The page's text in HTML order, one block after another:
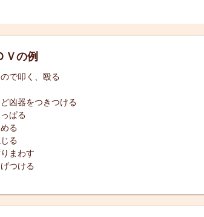
Ｖの例
で叩く、殴る
凶器をつきつける
ぱる
る
る
まわす
つける